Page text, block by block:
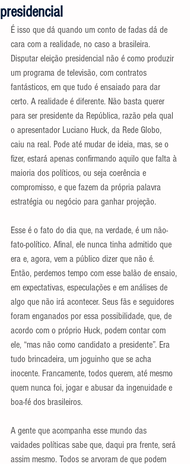
presidencial
É isso que dá quando um conto de fadas dá de
cara com a realidade, no caso a brasileira.
Disputar eleição presidencial não é como produzir
um programa de televisão, com contratos
fantásticos, em que tudo é ensaiado para dar
certo. A realidade é diferente. Não basta querer
para ser presidente da República, razão pela qual
o apresentador Luciano Huck, da Rede Globo,
caiu na real. Pode até mudar de ideia, mas, se o
fizer, estará apenas confirmando aquilo que falta à
maioria dos políticos, ou seja coerência e
compromisso, e que fazem da própria palavra
estratégia ou negócio para ganhar projeção.
Esse é o fato do dia que, na verdade, é um não-
fato-político. Afinal, ele nunca tinha admitido que
era e, agora, vem a público dizer que não é.
Então, perdemos tempo com esse balão de ensaio,
em expectativas, especulações e em análises de
algo que não irá acontecer. Seus fãs e seguidores
foram enganados por essa possibilidade, que, de
acordo com o próprio Huck, podem contar com
ele, “mas não como candidato a presidente”. Era
tudo brincadeira, um joguinho que se acha
inocente. Francamente, todos querem, até mesmo
quem nunca foi, jogar e abusar da ingenuidade e
boa-fé dos brasileiros.
A gente que acompanha esse mundo das
vaidades políticas sabe que, daqui pra frente, será
assim mesmo. Todos se arvoram de que podem